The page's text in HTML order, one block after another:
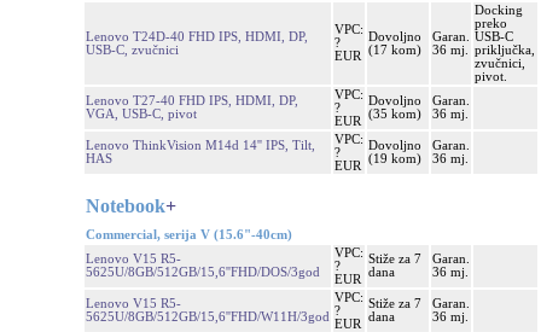
Lenovo T24D-40 FHD IPS, HDMI, DP,
USB-C, zvučnici
VPC:
?
EUR
Dovoljno
(17 kom)
Garan.
36 mj.
Docking
preko
USB-C
priključka,
zvučnici,
pivot.
Lenovo T27-40 FHD IPS, HDMI, DP,
VGA, USB-C, pivot
VPC:
?
EUR
Dovoljno
(35 kom)
Garan.
36 mj.
Lenovo ThinkVision M14d 14'' IPS, Tilt,
HAS
VPC:
?
EUR
Dovoljno
(19 kom)
Garan.
36 mj.
Notebook+
Commercial, serija V (15.6"-40cm)
Lenovo V15 R5-
5625U/8GB/512GB/15,6''FHD/DOS/3god
VPC:
?
EUR
Stiže za 7
dana
Garan.
36 mj.
Lenovo V15 R5-
5625U/8GB/512GB/15,6''FHD/W11H/3god
VPC:
?
EUR
Stiže za 7
dana
Garan.
36 mj.